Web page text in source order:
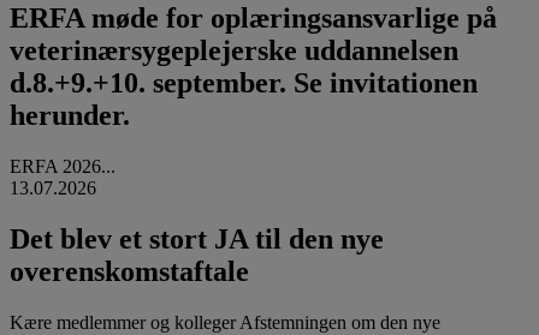
ERFA møde for oplæringsansvarlige på
veterinærsygeplejerske uddannelsen
d.8.+9.+10. september. Se invitationen
herunder.
ERFA 2026...
13.07.2026
Det blev et stort JA til den nye
overenskomstaftale
Kære medlemmer og kolleger Afstemningen om den nye